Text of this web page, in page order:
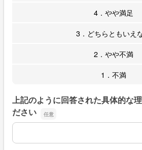
4．やや満足
3．どちらともいえ
2．やや不満
1．不満
上記のように回答された具体的な
ださい
上記のように回答された具体的な